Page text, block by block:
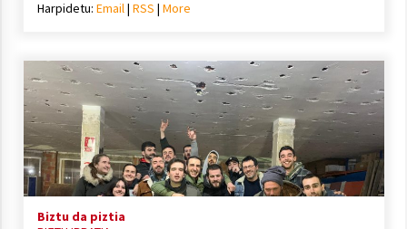
Harpidetu: Email| RSS | More
Biztu da piztia